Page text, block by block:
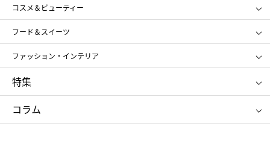
メンズ
スポーツ・アウトドア
お中元
お歳暮
コスメ＆ビューティー
SHISEIDO
ポール&ジョー ボーテ
ジルスチュアート
NARS
RMK
クリニーク
SK-Ⅱ
フード＆スイーツ
アンリ・シャルパンティエ
ゴディバ
新宿高野
たねや
ねんりん家
ファッション・インテリア
ポロ ラルフ ローレン
タケオ キクチ
ママ＆キッズ
シュタイフ
特集
お中元
ひな人形
五月人形
コラム